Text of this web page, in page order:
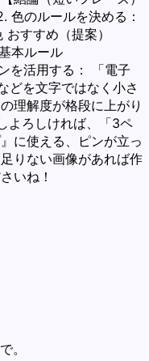
色のルールを決める：
すすめ（提案）
本ルール
を活用する： 「電子
どを文字ではなく小さ
理解度が格段に上がり
よろしければ、「3ペ
に使える、ピンが立っ
りない画像があれば作
いね！
。